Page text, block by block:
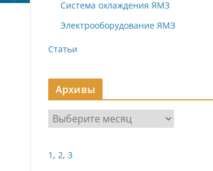
Система охлаждения ЯМЗ
Электрооборудование ЯМЗ
Статьи
Архивы
р
и
1 , 2, 3